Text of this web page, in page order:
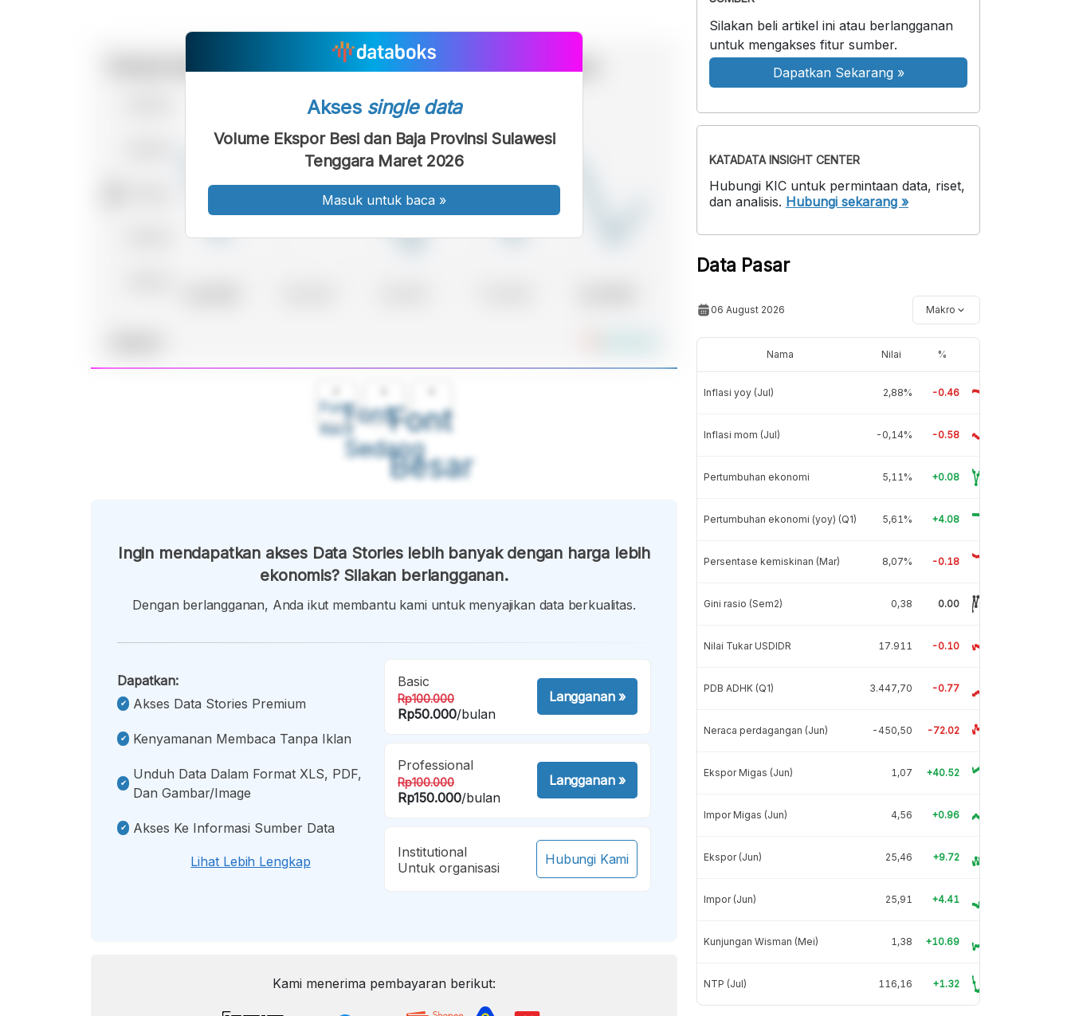
Font
Kecil
Font
Sedang
Font
Besar
Akses single data
Volume Ekspor Besi dan Baja Provinsi Sulawesi
Tenggara Maret 2026
Masuk untuk baca »
Ingin mendapatkan akses Data Stories lebih banyak dengan harga lebih
ekonomis? Silakan berlangganan.
Dengan berlangganan, Anda ikut membantu kami untuk menyajikan data berkualitas.
Dapatkan:
Akses Data Stories Premium
Kenyamanan Membaca Tanpa Iklan
Unduh Data Dalam Format XLS, PDF,
Dan Gambar/image
Akses Ke Informasi Sumber Data
Lihat Lebih Lengkap
Basic
Rp100.000
Rp50.000/bulan
Langganan»
Professional
Rp100.000
Rp150.000/bulan
Langganan»
Institutional
Untuk organisasi
Hubungi Kami
Kami menerima pembayaran berikut:
Silakan beli artikel ini atau berlangganan
untuk mengakses fitur sumber.
Dapatkan Sekarang »
KATADATA INSIGHT CENTER
Hubungi KIC untuk permintaan data, riset,
dan analisis. Hubungi sekarang »
Data Pasar
06 August 2026 Makro
Nama Nilai %
Inflasi yoy (Jul) 2,88% -0.46
Inflasi mom (Jul) -0,14% -0.58
Pertumbuhan ekonomi 5,11% +0.08
Pertumbuhan ekonomi (yoy) (Q1) 5,61% +4.08
Persentase kemiskinan (Mar) 8,07% -0.18
Gini rasio (Sem2) 0,38 0.00
Nilai Tukar USDIDR 17.911 -0.10
PDB ADHK (Q1) 3.447,70 -0.77
Neraca perdagangan (Jun) -450,50 -72.02
Ekspor Migas (Jun) 1,07 +40.52
Impor Migas (Jun) 4,56 +0.96
Ekspor (Jun) 25,46 +9.72
Impor (Jun) 25,91 +4.41
Kunjungan Wisman (Mei) 1,38 +10.69
NTP (Jul) 116,16 +1.32